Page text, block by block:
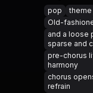
pop
theme
Old-
and a loose
sparse and
pre-chorus
harmony
chorus
refrain